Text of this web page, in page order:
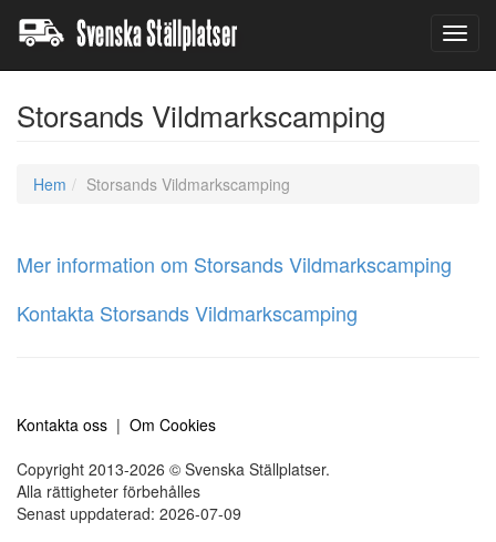
Storsands Vildmarkscamping
Hem Storsands Vildmarkscamping
Mer information om Storsands Vildmarkscamping
Kontakta Storsands Vildmarkscamping
Kontakta oss | Om Cookies
Copyright 2013-2026 © Svenska Ställplatser.
Alla rättigheter förbehålles
Senast uppdaterad: 2026-07-09